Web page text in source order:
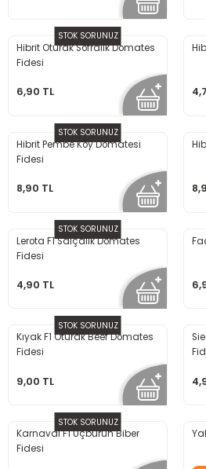
STOK SORUNUZ
Hibrit Oturak Sofralık Domates
Fidesi
6,90 TL
STOK SORUNUZ
Hibrit Pembe Köy Domatesi
Fidesi
8,90 TL
STOK SORUNUZ
Lerota F1 Salçalık Domates
Fidesi
4,90 TL
STOK SORUNUZ
Kıyak F1 Oturak Beef Domates
Fidesi
9,00 TL
STOK SORUNUZ
Karnaval F1 Üçburun Biber
Fidesi